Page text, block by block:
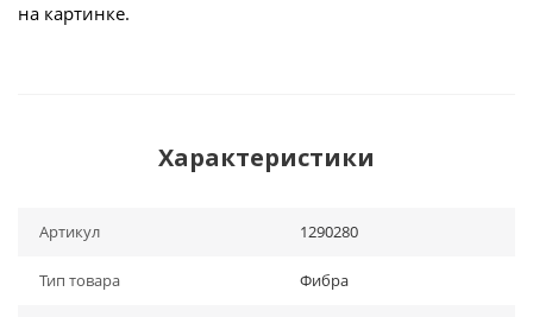
на картинке.
Характеристики
Артикул 1290280
Тип товара Фибра